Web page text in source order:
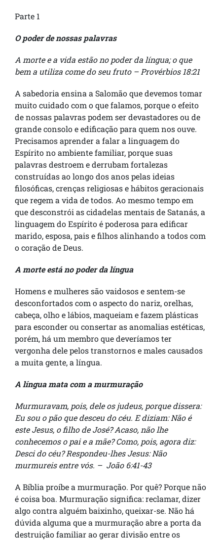
Parte 1
O poder de nossas palavras
A morte e a vida estão no poder da língua; o que
bem a utiliza come do seu fruto – Provérbios 18:21
A sabedoria ensina a Salomão que devemos tomar
muito cuidado com o que falamos, porque o efeito
de nossas palavras podem ser devastadores ou de
grande consolo e edificação para quem nos ouve.
Precisamos aprender a falar a linguagem do
Espírito no ambiente familiar, porque suas
palavras destroem e derrubam fortalezas
construídas ao longo dos anos pelas ideias
filosóficas, crenças religiosas e hábitos geracionais
que regem a vida de todos. Ao mesmo tempo em
que desconstrói as cidadelas mentais de Satanás, a
linguagem do Espírito é poderosa para edificar
marido, esposa, pais e filhos alinhando a todos com
o coração de Deus.
A morte está no poder da língua
Homens e mulheres são vaidosos e sentem-se
desconfortados com o aspecto do nariz, orelhas,
cabeça, olho e lábios, maqueiam e fazem plásticas
para esconder ou consertar as anomalias estéticas,
porém, há um membro que deveríamos ter
vergonha dele pelos transtornos e males causados
a muita gente, a língua.
A língua mata com a murmuração
Murmuravam, pois, dele os judeus, porque dissera:
Eu sou o pão que desceu do céu. E diziam: Não é
este Jesus, o filho de José? Acaso, não lhe
conhecemos o pai e a mãe? Como, pois, agora diz:
Desci do céu? Respondeu-lhes Jesus: Não
murmureis entre vós. – João 6:41-43
A Bíblia proíbe a murmuração. Por quê? Porque não
é coisa boa. Murmuração significa: reclamar, dizer
algo contra alguém baixinho, queixar-se. Não há
dúvida alguma que a murmuração abre a porta da
destruição familiar ao gerar divisão entre os